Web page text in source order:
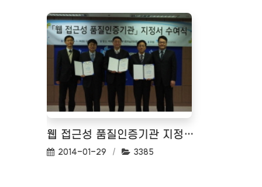
웹 접근성 품질인증기관 지정서 수여식_04
작성일:
2014-01-29 조회수:
3385